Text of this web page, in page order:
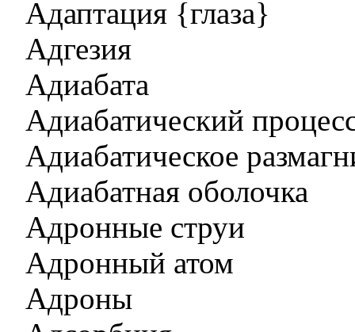
Адаптация {глаза}
Адгезия
Адиабата
Адиабатический
Адиабатическое
Адиабатная оболочка
Адронные струи
Адронный атом
Адроны